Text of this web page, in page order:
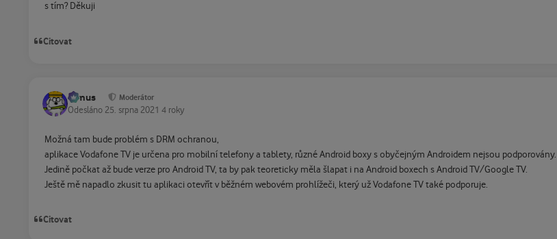
s tím? Děkuji
Citovat
tomus Moderátor
Odesláno 25. srpna 2021 4 roky
Možná tam bude problém s DRM ochranou,
aplikace Vodafone TV je určena pro mobilní telefony a tablety, různé Android boxy s obyčejným Androidem nejsou podporovány.
Jedině počkat až bude verze pro Android TV, ta by pak teoreticky měla šlapat i na Android boxech s Android TV/Google TV.
Ještě mě napadlo zkusit tu aplikaci otevřít v běžném webovém prohlížeči, který už Vodafone TV také podporuje.
Citovat